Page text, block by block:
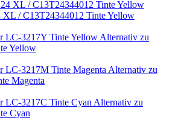
XL / C13T24344012 Tinte Yellow
Alternativ zu
Yellow
Alternativ zu
Magenta
Alternativ zu
Cyan